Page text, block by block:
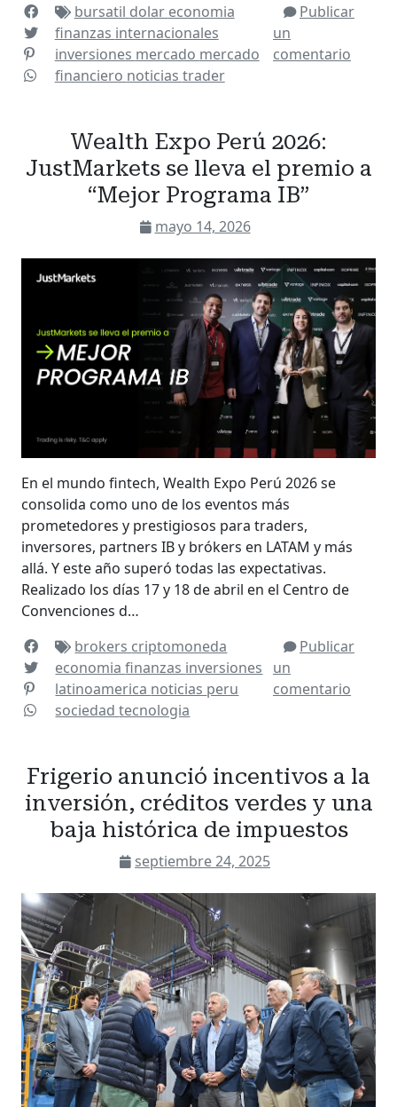
bursatil dolar economia
finanzas internacionales
inversiones mercado mercado
financiero noticias trader
Publicar
un
comentario
Wealth Expo Perú 2026:
JustMarkets se lleva el premio a
“Mejor Programa IB”
mayo 14, 2026
En el mundo fintech, Wealth Expo Perú 2026 se
consolida como uno de los eventos más
prometedores y prestigiosos para traders,
inversores, partners IB y brókers en LATAM y más
allá. Y este año superó todas las expectativas.
Realizado los días 17 y 18 de abril en el Centro de
Convenciones d…
brokers criptomoneda
economiafinanzas inversiones
latinoamerica noticias peru
sociedadtecnologia
Publicar
un
comentario
Frigerio anunció incentivos a la
inversión, créditos verdes y una
baja histórica de impuestos
septiembre 24, 2025